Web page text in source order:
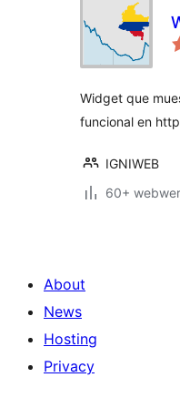
Widget que
funcional en
IGNIWEB
60+
About
News
Hosting
Privacy